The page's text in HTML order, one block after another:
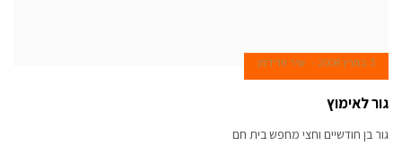
3 במרץ 2008 שיר פרידמן
גור לאימוץ
גור בן חודשיים וחצי מחפש בית חם